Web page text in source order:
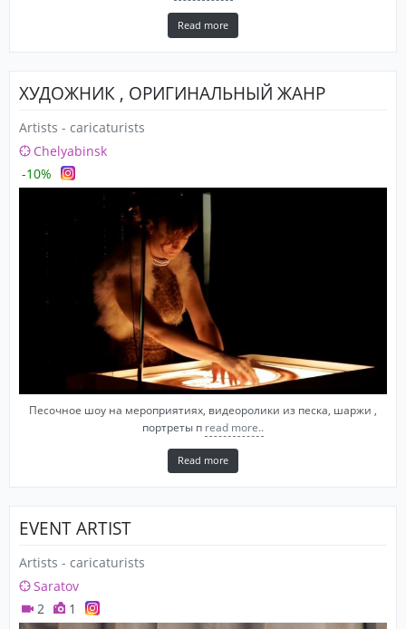
Read more
ХУДОЖНИК , ОРИГИНАЛЬНЫЙ ЖАНР
Artists - caricaturists
Chelyabinsk
-10%
Песочное шоу на мероприятиях, видеоролики из песка, шаржи ,
портреты п read more..
Read more
EVENT ARTIST
Artists - caricaturists
Saratov
2
1